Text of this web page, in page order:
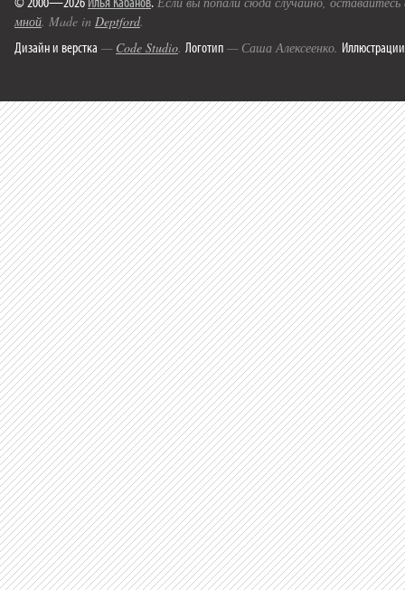
мной. Made in Deptford.
Дизайн и верстка — Code Studio. Логотип — Саша Алексеенко. Иллюстрации